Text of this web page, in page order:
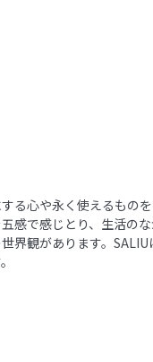
る心や永く使えるもの
感で感じとり、生活の
界観があります。